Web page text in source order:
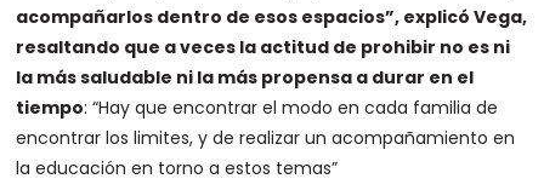
acompañarlos dentro de esos espacios”, explicó Vega,
resaltando que a veces la actitud de prohibir no es ni
la más saludable ni la más propensa a durar en el
tiempo: “Hay que encontrar el modo en cada familia de
encontrar los limites, y de realizar un acompañamiento en
la educación en torno a estos temas”